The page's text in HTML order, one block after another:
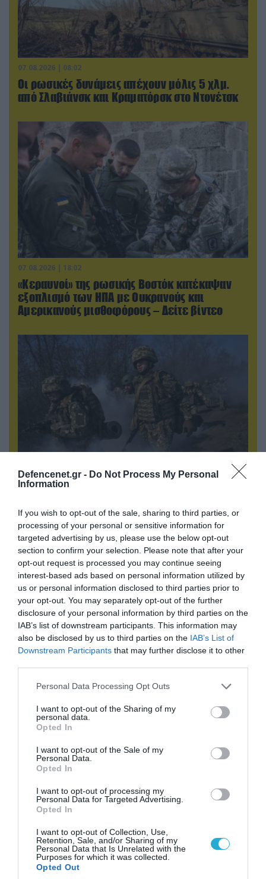
Defencenet.gr - Do Not Process My Personal
Information
If you wish to opt-out of the sale, sharing to third parties, or
processing of your personal or sensitive information for
targeted advertising by us, please use the below opt-out
section to confirm your selection. Please note that after your
opt-out request is processed you may continue seeing
interest-based ads based on personal information utilized by
us or personal information disclosed to third parties prior to
your opt-out. You may separately opt-out of the further
disclosure of your personal information by third parties on the
IAB’s list of downstream participants. This information may
also be disclosed by us to third parties on the IAB’s List of
Downstream Participants that may further disclose it to other
Please note that this website/app uses one or more Google
not limited to your visit or usage behaviour. You may click to
grant or deny consent to Google and its third-party tags to
use your data for below specified purposes in below Google
consent section.
Personal Data Processing Opt Outs
I want to opt-out of the Sharing of my
personal data.
Opted In
I want to opt-out of the Sale of my
Personal Data.
Opted In
I want to opt-out of processing my
Personal Data for Targeted Advertising.
Opted In
I want to opt-out of Collection, Use,
Retention, Sale, and/or Sharing of my
Personal Data that Is Unrelated with the
Purposes for which it was collected.
Opted Out
07.08.2026 | 08:02
Οι ρωσικές δυνάμεις απέχουν μόλις 5 χλμ.
από Σλαβιάνσκ και Κραματόρσκ στο Ντονέτσκ
07.08.2026 | 18:02
«Κεραυνοί» της ρωσικής Βοστόκ κατέκαψαν
εξοπλισμό των ΗΠΑ με Ουκρανούς και
Αμερικανούς μισθοφόρους – Δείτε βίντεο
07.08.2026 | 19:02
αντεπίθεση στο Κολομίγτσι: Δείτε το πριν & το
μετά της προσπάθειάς τους (βίντεο)
Ο Γιάννης Αλαφούζος «τέλειωσε» τον
Κωνσταντίνο Ζούλα από τον ΣΚΑΪ – Ο λόγος της
απομάκρυνσής του